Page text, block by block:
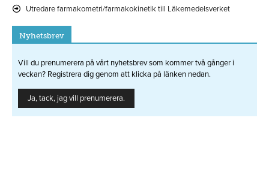
Utredare farmakometri/farmakokinetik till Läkemedelsverket
Nyhetsbrev
Vill du prenumerera på vårt nyhetsbrev som kommer två gånger i
veckan? Registrera dig genom att klicka på länken nedan.
Ja, tack, jag vill prenumerera.